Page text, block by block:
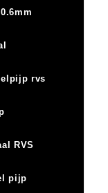
rvs
RVS
pijp